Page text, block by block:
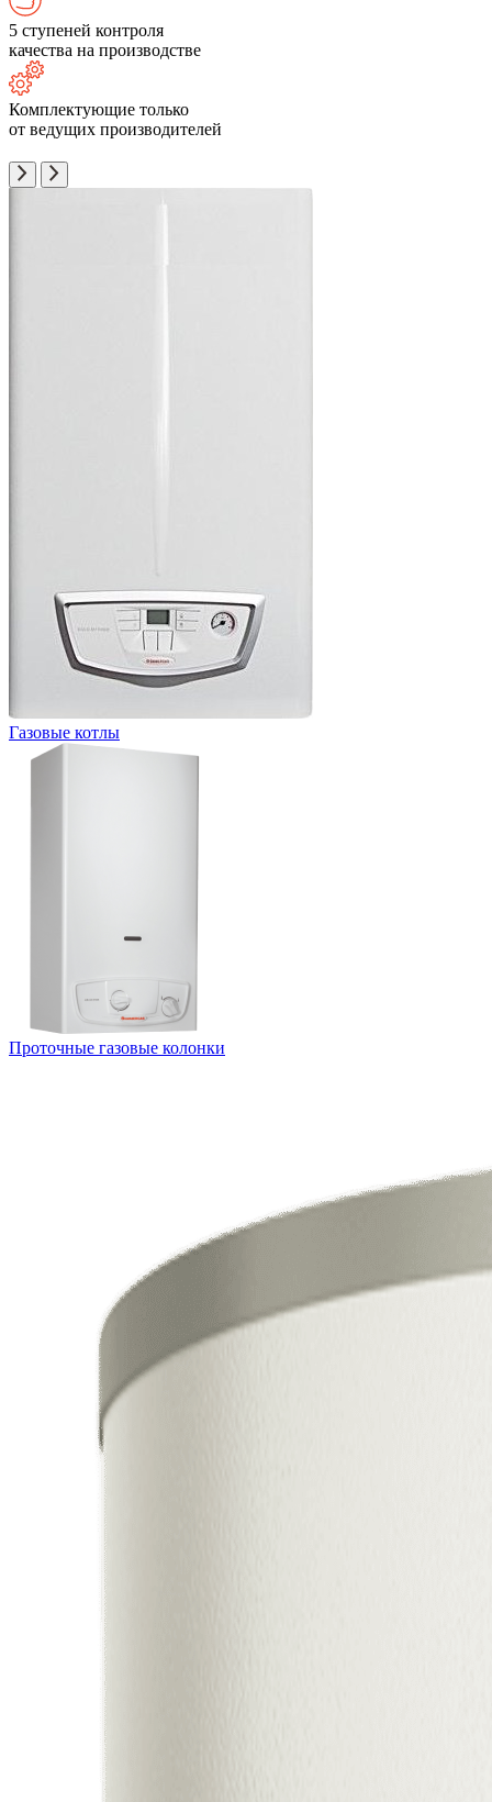
5 ступеней контроля
качества на производстве
Комплектующие только
от ведущих производителей
Газовые котлы
Проточные газовые колонки